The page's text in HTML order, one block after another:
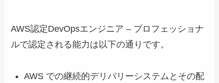
AWS認定DevOpsエンジニア – プロフェッショナ
ルで認定される能力は以下の通りです。
AWS での継続的デリバリーシステムとその配